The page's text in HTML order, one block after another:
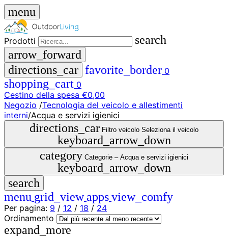
menu
Prodotti
search
arrow_forward
directions_car favorite_border 0
shopping_cart 0
Cestino della spesa €0,00
close
Menu
storefront
Negozio
DE
🇮🇹
IT
Prodotti
search
Negozio /Tecnologia del veicolo e allestimenti
interni/Acqua e servizi igienici
directions_car Filtro veicolo Seleziona il veicolo
keyboard_arrow_down
category Categorie – Acqua e servizi igienici
keyboard_arrow_down
search
menu grid_viewappsview_comfy
Per pagina: 9 / 12 / 18 / 24
Ordinamento
expand_more